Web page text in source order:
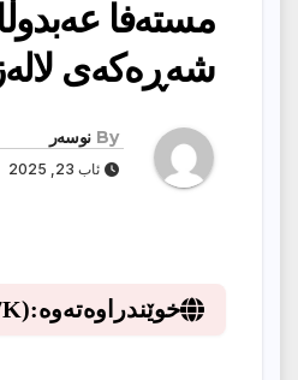
مسته‌فا
شه‌ڕه‌كه‌ی‌
By نوسەر
ئاب 23, 2025
خوێندراوەتەوە:(3.7K)